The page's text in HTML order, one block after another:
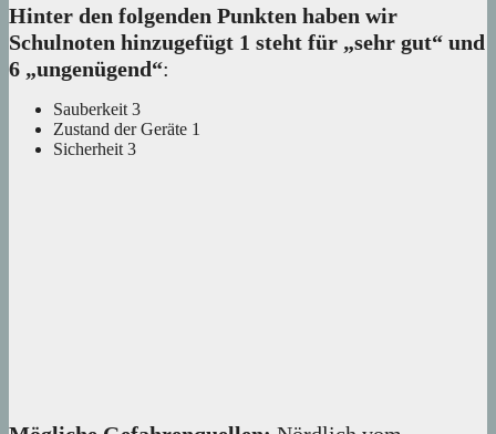
Hinter den folgenden Punkten haben wir
Schulnoten hinzugefügt 1 steht für „sehr gut“ und
6 „ungenügend“:
Sauberkeit 3
Zustand der Geräte 1
Sicherheit 3